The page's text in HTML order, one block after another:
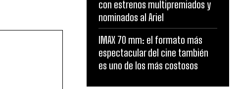
con estrenos multipremiados y
nominados al Ariel
IMAX 70 mm: el formato más
espectacular del cine también
es uno de los más costosos